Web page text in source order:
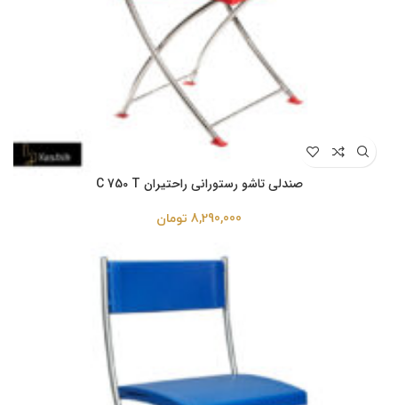
صندلی تاشو رستورانی راحتیران C 750 T
8,290,000 تومان